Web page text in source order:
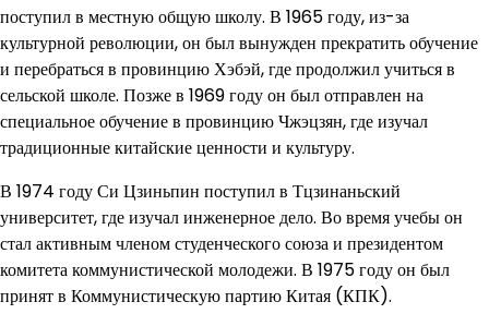
поступил в местную общую школу. В 1965 году, из-за
культурной революции, он был вынужден прекратить обучение
и перебраться в провинцию Хэбэй, где продолжил учиться в
сельской школе. Позже в 1969 году он был отправлен на
специальное обучение в провинцию Чжэцзян, где изучал
традиционные китайские ценности и культуру.
В 1974 году Си Цзиньпин поступил в Тцзинаньский
университет, где изучал инженерное дело. Во время учебы он
стал активным членом студенческого союза и президентом
комитета коммунистической молодежи. В 1975 году он был
принят в Коммунистическую партию Китая (КПК).